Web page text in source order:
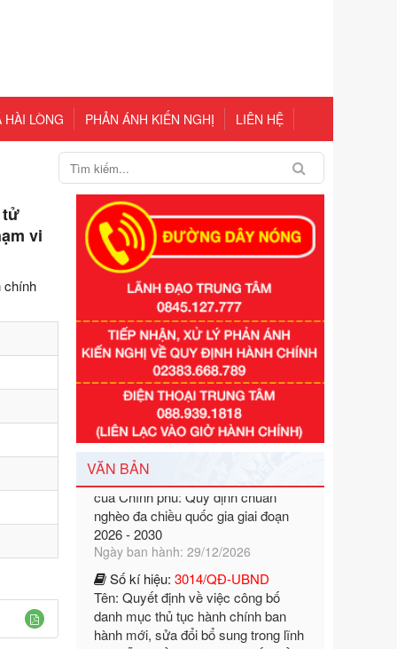
HÀI LÒNG PHẢN ÁNH KIẾN NGHỊ LIÊN HỆ
tử
vi
chính
VĂN BẢN
Số kí hiệu:351/2025/NĐ-CP
Tên: Nghị định số 351/2025/NĐ-CP
của Chính phủ: Quy định chuẩn
nghèo đa chiều quốc gia giai đoạn
2026 - 2030
Ngày ban hành: 29/12/2026
Số kí hiệu:3014/QĐ-UBND
Tên: Quyết định về việc công bố
danh mục thủ tục hành chính ban
hành mới, sửa đổi bổ sung trong lĩnh
vực hỗ trợ đầu tư, lĩnh vực đấu thầu
lựa chọn nhà thầu thuộc thẩm quyền
giải quyết của Sở Tài chính và Ban